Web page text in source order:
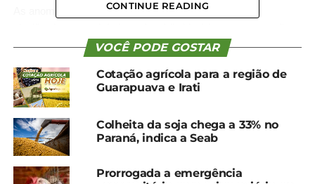
As anomalias de precipitação em todo o Estado foram
de algumas áreas pontuais. As regiões Norte e Noroeste
e 43,5 mm, respectivamente. O Litoral e a Região
Metropolitana de Curitiba (RMC) se aproximaram mais da
As demais regiões mostraram condições intermediárias em
relação à precipitação. A média estadual de chuva foi de 97,6
CONTINUE READING
VOCÊ PODE GOSTAR
Cotação agrícola para a região de
Guarapuava e Irati
Colheita da soja chega a 33% no
Paraná, indica a Seab
Prorrogada a emergência